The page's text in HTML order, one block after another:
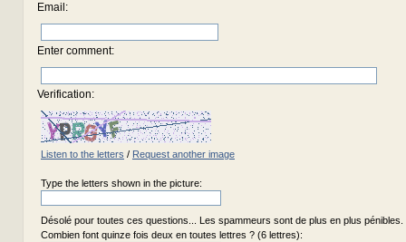
Email :
Enter comment:
Verification:
Listen to the letters / Request another image
Type the letters shown in the picture:
Désolé pour toutes ces questions... Les spammeurs sont de plus en plus pénibles.
Combien font quinze fois deux en toutes lettres ? (6 lettres):